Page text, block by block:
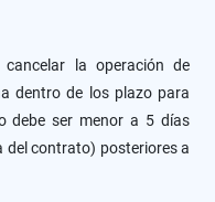
la operación de
dentro de los plazo para
debe ser menor a 5 días
del contrato) posteriores a